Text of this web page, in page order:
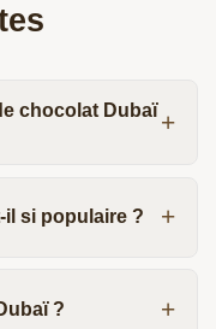
chocolat Dubaï
il si populaire ?
?